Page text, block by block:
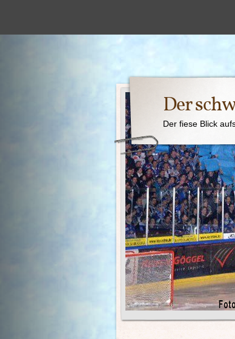
Der
Der fiese Blick